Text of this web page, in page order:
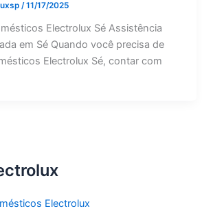
/11/17/2025
Electrolux Sé Assistência
em Sé Quando você precisa de
Electrolux Sé, contar com
Electrolux